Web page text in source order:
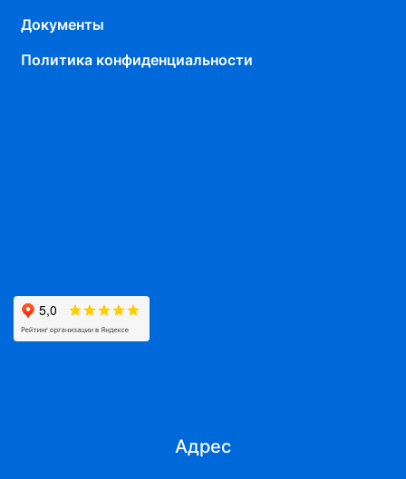
Документы
Политика конфиденциальности
Адрес